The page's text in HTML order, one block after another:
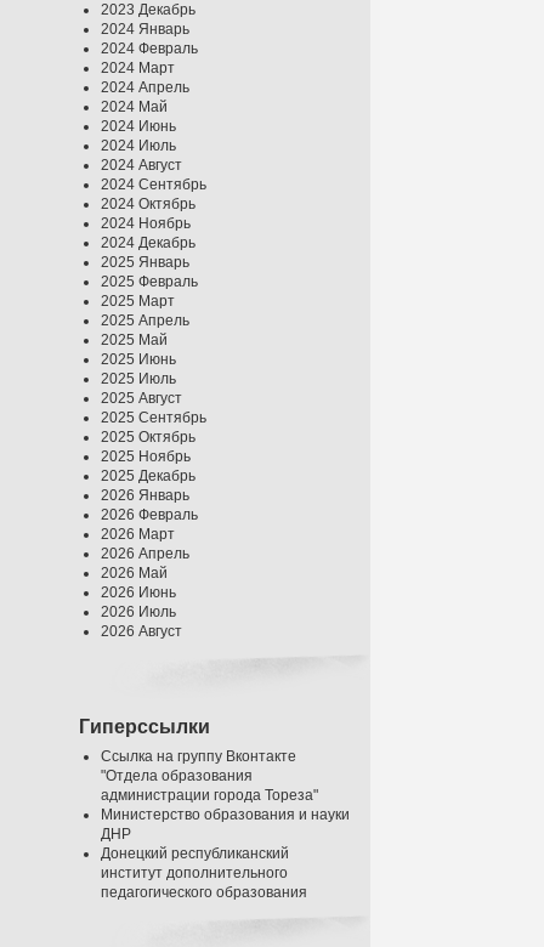
2023 Декабрь
2024 Январь
2024 Февраль
2024 Март
2024 Апрель
2024 Май
2024 Июнь
2024 Июль
2024 Август
2024 Сентябрь
2024 Октябрь
2024 Ноябрь
2024 Декабрь
2025 Январь
2025 Февраль
2025 Март
2025 Апрель
2025 Май
2025 Июнь
2025 Июль
2025 Август
2025 Сентябрь
2025 Октябрь
2025 Ноябрь
2025 Декабрь
2026 Январь
2026 Февраль
2026 Март
2026 Апрель
2026 Май
2026 Июнь
2026 Июль
2026 Август
Гиперссылки
Ссылка на группу Вконтакте
"Отдела образования
администрации города Тореза"
Министерство образования и науки
ДНР
Донецкий республиканский
институт дополнительного
педагогического образования